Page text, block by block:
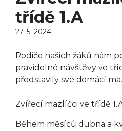
třídě 1.A
27. 5. 2024
Rodiče našich žáků nám
pravidelné návštěvy ve
představily své domácí
Zvířecí mazlíčci ve třídě
Během měsíců dubna a